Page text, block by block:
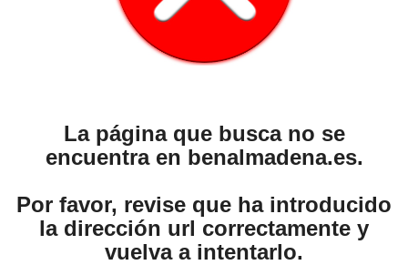
La página que busca no se
encuentra en benalmadena.es.
Por favor, revise que ha introducido
la dirección url correctamente y
vuelva a intentarlo.